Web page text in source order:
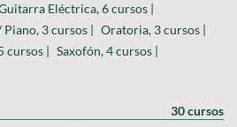
Eléctrica, 6 cursos |
Piano, 3 cursos | Oratoria, 3 cursos |
cursos | Saxofón, 4 cursos |
30 cursos